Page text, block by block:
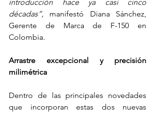
introducción hace ya casi cinco
décadas”, manifestó Diana Sánchez,
Gerente de Marca de F-150 en
Colombia.
Arrastre excepcional y precisión
milimétrica
Dentro de las principales novedades
que incorporan estas dos nuevas